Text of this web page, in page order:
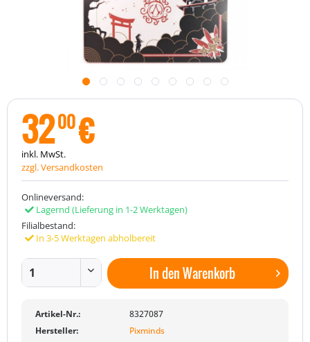
3200€
inkl. MwSt.
zzgl. Versandkosten
Onlineversand:
Lagernd (Lieferung in 1-2 Werktagen)
Filialbestand:
In 3-5 Werktagen abholbereit
In denWarenkorb
Artikel-Nr.:
8327087
Hersteller:
Pixminds